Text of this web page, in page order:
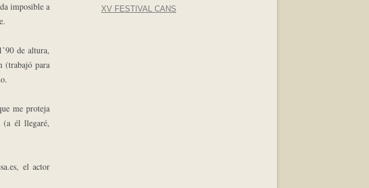
imposible a
de altura,
(trabajó para
me proteja
(a él llegaré,
el actor
XV FESTIVAL CANS